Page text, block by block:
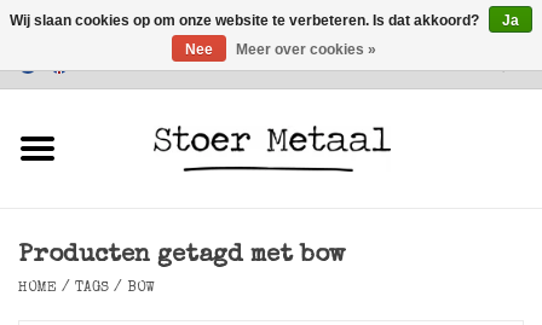
Klantenservice
Verlichting
Producten getagd met bow
HOME / TAGS / BOW
Wij slaan cookies op om onze website te verbeteren. Is dat akkoord?
Ja
Nee
Meer over cookies »